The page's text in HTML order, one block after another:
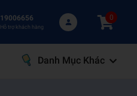
19006656
Hỗ trợ khách hàng
0
Danh Mục Khác